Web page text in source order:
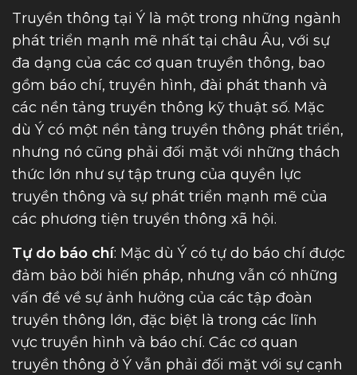
Truyền thông tại Ý là một trong những ngành
phát triển mạnh mẽ nhất tại châu Âu, với sự
đa dạng của các cơ quan truyền thông, bao
gồm báo chí, truyền hình, đài phát thanh và
các nền tảng truyền thông kỹ thuật số. Mặc
dù Ý có một nền tảng truyền thông phát triển,
nhưng nó cũng phải đối mặt với những thách
thức lớn như sự tập trung của quyền lực
truyền thông và sự phát triển mạnh mẽ của
các phương tiện truyền thông xã hội.
Tự do báo chí: Mặc dù Ý có tự do báo chí được
đảm bảo bởi hiến pháp, nhưng vẫn có những
vấn đề về sự ảnh hưởng của các tập đoàn
truyền thông lớn, đặc biệt là trong các lĩnh
vực truyền hình và báo chí. Các cơ quan
truyền thông ở Ý vẫn phải đối mặt với sự cạnh